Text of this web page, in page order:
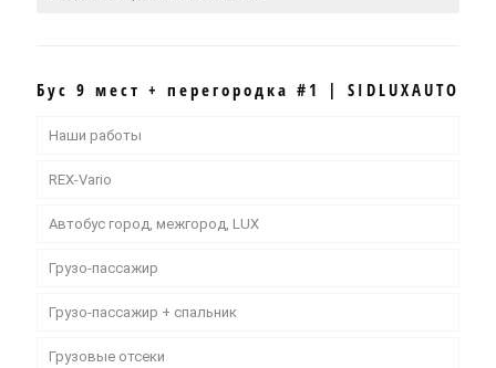
Бус 9 мест + перегородка #1 | SIDLUXAUTO
Наши работы
REX-Vario
Автобус город, межгород, LUX
Грузо-пассажир
Грузо-пассажир + спальник
Грузовые отсеки